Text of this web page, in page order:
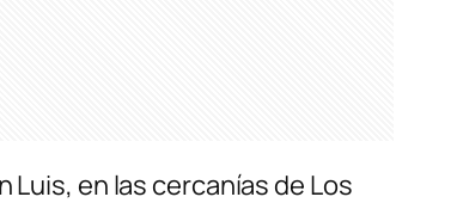
Luis, en las cercanías de Los